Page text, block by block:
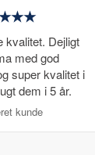
kvalitet. Dejligt
med god
super kvalitet i
dem i 5 år.
kunde